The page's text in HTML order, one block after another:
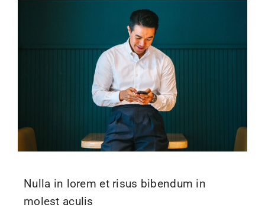
Nulla in lorem et risus bibendum in
molest aculis